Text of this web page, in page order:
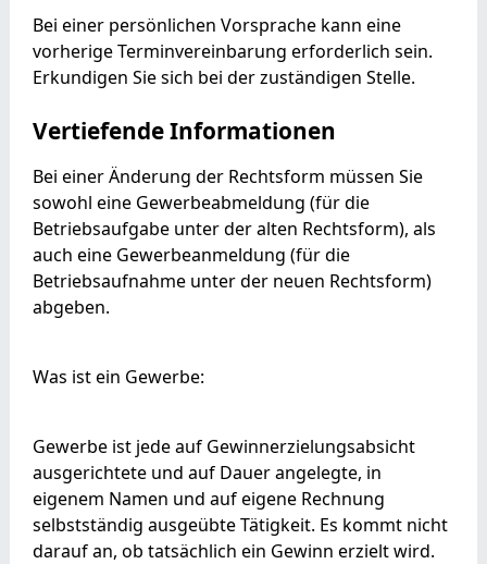
Bei einer persönlichen Vorsprache kann eine
vorherige Terminvereinbarung erforderlich sein.
Erkundigen Sie sich bei der zuständigen Stelle.
Vertiefende Informationen
Bei einer Änderung der Rechtsform müssen Sie
sowohl eine Gewerbeabmeldung (für die
Betriebsaufgabe unter der alten Rechtsform), als
auch eine Gewerbeanmeldung (für die
Betriebsaufnahme unter der neuen Rechtsform)
abgeben.
Was ist ein Gewerbe:
Gewerbe ist jede auf Gewinnerzielungsabsicht
ausgerichtete und auf Dauer angelegte, in
eigenem Namen und auf eigene Rechnung
selbstständig ausgeübte Tätigkeit. Es kommt nicht
darauf an, ob tatsächlich ein Gewinn erzielt wird.